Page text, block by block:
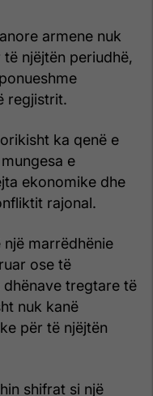
armene nuk
njëjtën periudhë,
regjistrit.
ka qenë e
e
ekonomike dhe
rajonal.
marrëdhënie
ose të
tregtare të
nuk kanë
për të njëjtën
shifrat si një